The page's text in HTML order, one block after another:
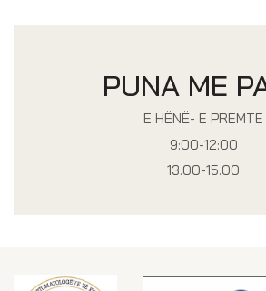
PUNA ME
E HËNË- E PREMTE
9:00-12:00
13.00-15.00